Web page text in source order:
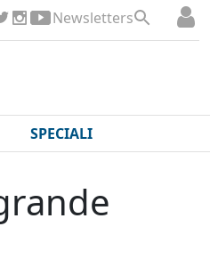
Newsletters
SPECIALI